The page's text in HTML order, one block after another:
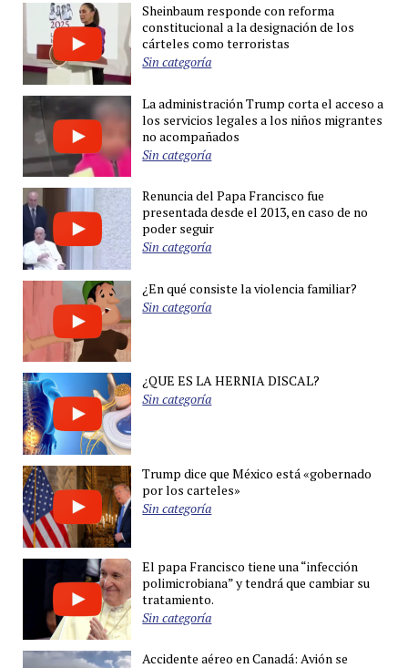
Sheinbaum responde con reforma
constitucional a la designación de los
cárteles como terroristas
Sin categoría
La administración Trump corta el acceso a
los servicios legales a los niños migrantes
no acompañados
Sin categoría
Renuncia del Papa Francisco fue
presentada desde el 2013, en caso de no
poder seguir
Sin categoría
¿En qué consiste la violencia familiar?
Sin categoría
¿QUE ES LA HERNIA DISCAL?
Sin categoría
Trump dice que México está «gobernado
por los carteles»
Sin categoría
El papa Francisco tiene una “infección
polimicrobiana” y tendrá que cambiar su
tratamiento.
Sin categoría
Accidente aéreo en Canadá: Avión se